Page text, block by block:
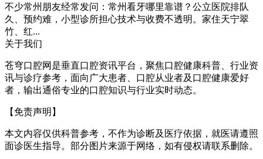
不少常州朋友经常发问：常州看牙哪里靠谱？公立医院排队
久、预约难，小型诊所担心技术与收费不透明。家住天宁翠
竹、红...
关于我们
苍穹口腔网是垂直口腔资讯平台，聚焦口腔健康科普、行业资
讯与诊疗参考，面向广大患者、口腔从业者及口腔健康爱好
者，输出通俗专业的口腔知识与行业实时动态。
【免责声明】
本文内容仅供科普参考，不作为诊断及医疗依据，就医请遵照
面诊医生指导。部分图片来源于网络，如有侵权请联系删除。